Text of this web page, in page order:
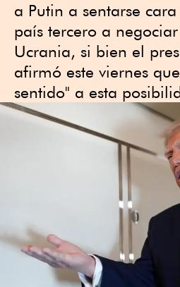
a Putin a sentarse
país tercero a
Ucrania, si bien el
afirmó este viernes
sentido" a esta